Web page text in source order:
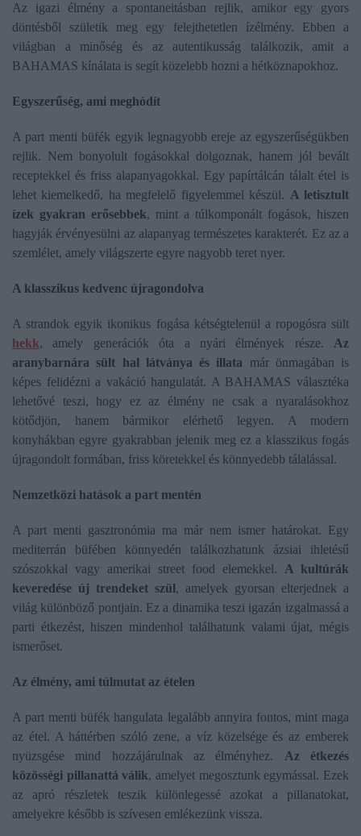
Az igazi élmény a spontaneitásban rejlik, amikor egy gyors
döntésből születik meg egy felejthetetlen ízélmény. Ebben a
világban a minőség és az autentikusság találkozik, amit a
BAHAMAS kínálata is segít közelebb hozni a hétköznapokhoz.
Egyszerűség, ami meghódít
A part menti büfék egyik legnagyobb ereje az egyszerűségükben
rejlik. Nem bonyolult fogásokkal dolgoznak, hanem jól bevált
receptekkel és friss alapanyagokkal. Egy papírtálcán tálalt étel is
lehet kiemelkedő, ha megfelelő figyelemmel készül. A letisztult
ízek gyakran erősebbek, mint a túlkomponált fogások, hiszen
hagyják érvényesülni az alapanyag természetes karakterét. Ez az a
szemlélet, amely világszerte egyre nagyobb teret nyer.
A klasszikus kedvenc újragondolva
A strandok egyik ikonikus fogása kétségtelenül a ropogósra sült
hekk, amely generációk óta a nyári élmények része. Az
aranybarnára sült hal látványa és illata már önmagában is
képes felidézni a vakáció hangulatát. A BAHAMAS választéka
lehetővé teszi, hogy ez az élmény ne csak a nyaralásokhoz
kötődjön, hanem bármikor elérhető legyen. A modern
konyhákban egyre gyakrabban jelenik meg ez a klasszikus fogás
újragondolt formában, friss köretekkel és könnyedebb tálalással.
Nemzetközi hatások a part mentén
A part menti gasztronómia ma már nem ismer határokat. Egy
mediterrán büfében könnyedén találkozhatunk ázsiai ihletésű
szószokkal vagy amerikai street food elemekkel. A kultúrák
keveredése új trendeket szül, amelyek gyorsan elterjednek a
világ különböző pontjain. Ez a dinamika teszi igazán izgalmassá a
parti étkezést, hiszen mindenhol találhatunk valami újat, mégis
ismerőset.
Az élmény, ami túlmutat az ételen
A part menti büfék hangulata legalább annyira fontos, mint maga
az étel. A háttérben szóló zene, a víz közelsége és az emberek
nyüzsgése mind hozzájárulnak az élményhez. Az étkezés
közösségi pillanattá válik, amelyet megosztunk egymással. Ezek
az apró részletek teszik különlegessé azokat a pillanatokat,
amelyekre később is szívesen emlékezünk vissza.